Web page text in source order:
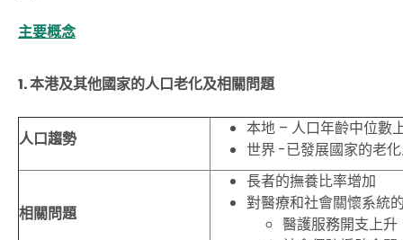
主要概念
1. 本港及其他國家的人口老化及相關問題
人口趨勢
本地 – 人口年齡中位數
世界 -已發展國家的老
相關問題
長者的撫養比率增加
對醫療和社會關懷系統
醫護服務開支上升